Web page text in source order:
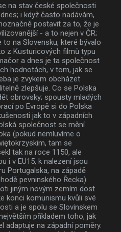
na stav české společnosti
i když často nadávám,
postavit za to, že je
- a to nejen v ČR;
to na Slovensku, které bývalo
z Kusturicových filmů typu
a dnes je ta společnost
hodnotách, v tom, jak se
je zvykem obcházet
zlepšuje. Co se Polska
obrovsky; spousty mladých
po Evropě si do Polska
jak to v západních
společnost se mění
(pokud nemluvíme o
tam se
tak na roce 1150, ale
i v EU15, k nalezení jsou
Portugalska, na západě
pevninského Řecka).
jiným novým zemím dost
konci komunismu kvůli své
a je spolu se Slovinskem
příkladem toho, jak
adaptuje na západní poměry.